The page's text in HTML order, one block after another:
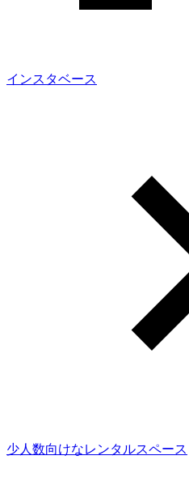
インスタベース
少人数向けなレンタルスペース